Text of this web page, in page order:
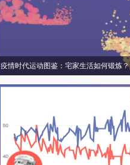
疫情时代运动图鉴：宅家生活如何锻炼？